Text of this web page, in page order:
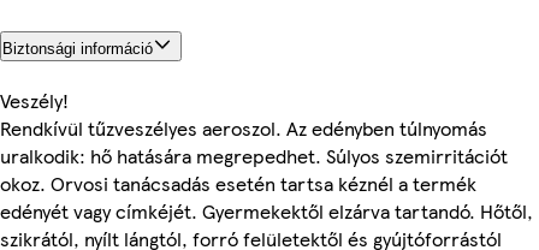
Biztonsági információ
Veszély!
Rendkívül tűzveszélyes aeroszol. Az edényben túlnyomás
uralkodik: hő hatására megrepedhet. Súlyos szemirritációt
okoz. Orvosi tanácsadás esetén tartsa kéznél a termék
edényét vagy címkéjét. Gyermekektől elzárva tartandó. Hőtől,
szikrától, nyílt lángtól, forró felületektől és gyújtóforrástól